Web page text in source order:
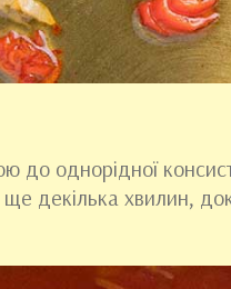
однорідної
декілька хвилин,